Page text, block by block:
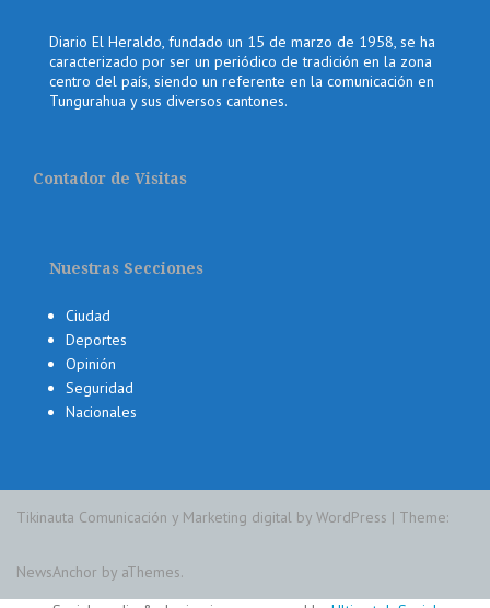
Diario El Heraldo, fundado un 15 de marzo de 1958, se ha
caracterizado por ser un periódico de tradición en la zona
centro del país, siendo un referente en la comunicación en
Tungurahua y sus diversos cantones.
Contador de Visitas
Nuestras Secciones
Ciudad
Deportes
Opinión
Seguridad
Nacionales
Tikinauta Comunicación y Marketing digital by WordPress | Theme:
NewsAnchor by aThemes.